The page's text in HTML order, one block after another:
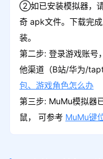
②如已安装模拟器，请
奇 apk文件。下载完
装。
第二步: 登录游戏账号
他渠道（B站/华为/
包、游戏角色怎么办
第三步: MuMu模拟器
鼠， 可参考 MuMu键